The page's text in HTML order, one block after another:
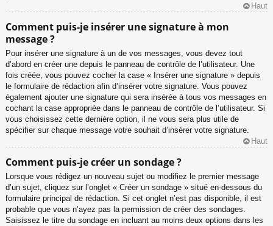
Haut
Comment puis-je insérer une signature à mon
message ?
Pour insérer une signature à un de vos messages, vous devez tout
d’abord en créer une depuis le panneau de contrôle de l’utilisateur. Une
fois créée, vous pouvez cocher la case « Insérer une signature » depuis
le formulaire de rédaction afin d’insérer votre signature. Vous pouvez
également ajouter une signature qui sera insérée à tous vos messages en
cochant la case appropriée dans le panneau de contrôle de l’utilisateur. Si
vous choisissez cette dernière option, il ne vous sera plus utile de
spécifier sur chaque message votre souhait d’insérer votre signature.
Haut
Comment puis-je créer un sondage ?
Lorsque vous rédigez un nouveau sujet ou modifiez le premier message
d’un sujet, cliquez sur l’onglet « Créer un sondage » situé en-dessous du
formulaire principal de rédaction. Si cet onglet n’est pas disponible, il est
probable que vous n’ayez pas la permission de créer des sondages.
Saisissez le titre du sondage en incluant au moins deux options dans les